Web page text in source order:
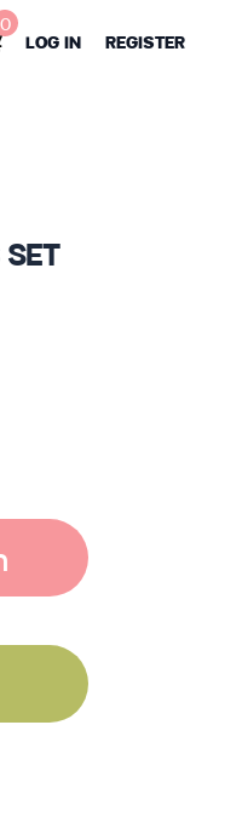
0
LOG IN REGISTER